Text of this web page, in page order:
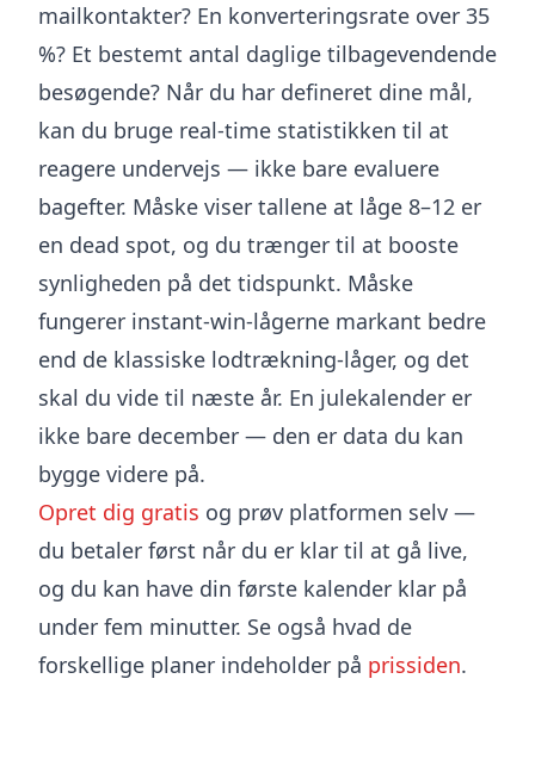
mailkontakter? En konverteringsrate over 35
%? Et bestemt antal daglige tilbagevendende
besøgende? Når du har defineret dine mål,
kan du bruge real-time statistikken til at
reagere undervejs — ikke bare evaluere
bagefter. Måske viser tallene at låge 8–12 er
en dead spot, og du trænger til at booste
synligheden på det tidspunkt. Måske
fungerer instant-win-lågerne markant bedre
end de klassiske lodtrækning-låger, og det
skal du vide til næste år. En julekalender er
ikke bare december — den er data du kan
bygge videre på.
Opret dig gratis og prøv platformen selv —
du betaler først når du er klar til at gå live,
og du kan have din første kalender klar på
under fem minutter. Se også hvad de
forskellige planer indeholder på prissiden.